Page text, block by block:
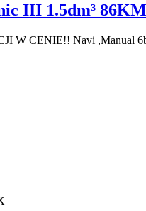
III 1.5dm³ 86KM
W CENIE!! Navi ,Manual